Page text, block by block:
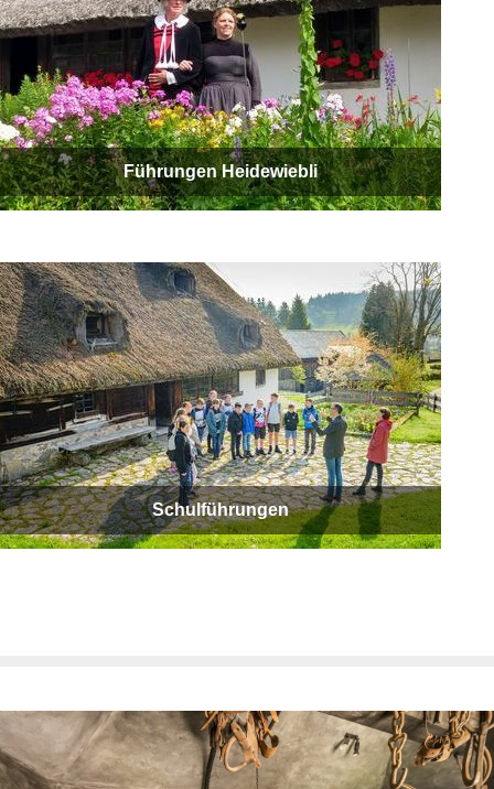
Führungen Heidewiebli
Schulführungen